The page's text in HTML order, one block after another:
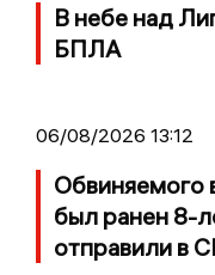
В небе над
БПЛА
06/08/2026 13:12
Обвиняемого
был ранен 8-
отправили в